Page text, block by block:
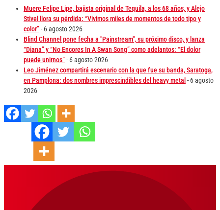
Muere Felipe Lipe, bajista original de Tequila, a los 68 años, y Alejo
Stivel llora su pérdida: “Vivimos miles de momentos de todo tipo y
color”- 6 agosto 2026
Blind Channel pone fecha a "Painstream", su próximo disco, y lanza
“Diana” y “No Encores In A Swan Song” como adelantos: “El dolor
puede unirnos”- 6 agosto 2026
Leo Jiménez compartirá escenario con la que fue su banda, Saratoga,
en Pamplona: dos nombres imprescindibles del heavy metal - 6 agosto
2026